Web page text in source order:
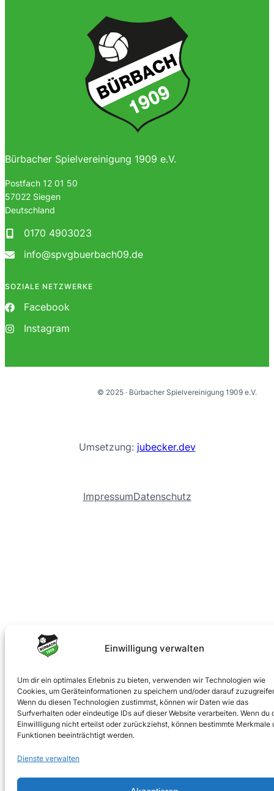
Einwilligung verwalten
Um dir ein optimales Erlebnis zu bieten, verwenden wir Technologien wie
Cookies, um Geräteinformationen zu speichern und/oder darauf
Wenn du diesen Technologien zustimmst, können wir Daten wie das
Surfverhalten oder eindeutige IDs auf dieser Website verarbeiten. Wenn du
Einwillligung nicht erteilst oder zurückziehst, können bestimmte Merkmale
Funktionen beeinträchtigt werden.
Dienste verwalten
Bürbacher Spielvereinigung 1909 e.V.
Postfach 12 01 50
57022 Siegen
Deutschland
0170 4903023
info@spvgbuerbach09.de
SOZIALE NETZWERKE
Facebook
Instagram
© 2025 · Bürbacher Spielvereinigung 1909 e.V.
Umsetzung: jubecker.dev
ImpressumDatenschutz